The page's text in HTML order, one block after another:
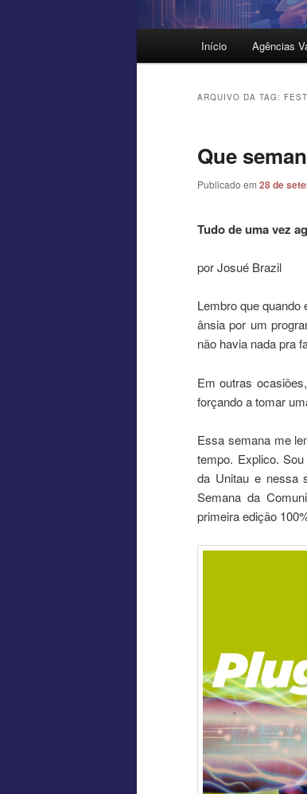
Início Agências
ARQUIVO DA TAG:
Que
Publicado em 28 de
Tudo de uma vez
por Josué Brazil
Lembro que
ânsia por um
não havia nada pra
Em outras
forçando a tomar
Essa semana me
tempo. Explico.
da Unitau e nessa
Semana da
primeira edição